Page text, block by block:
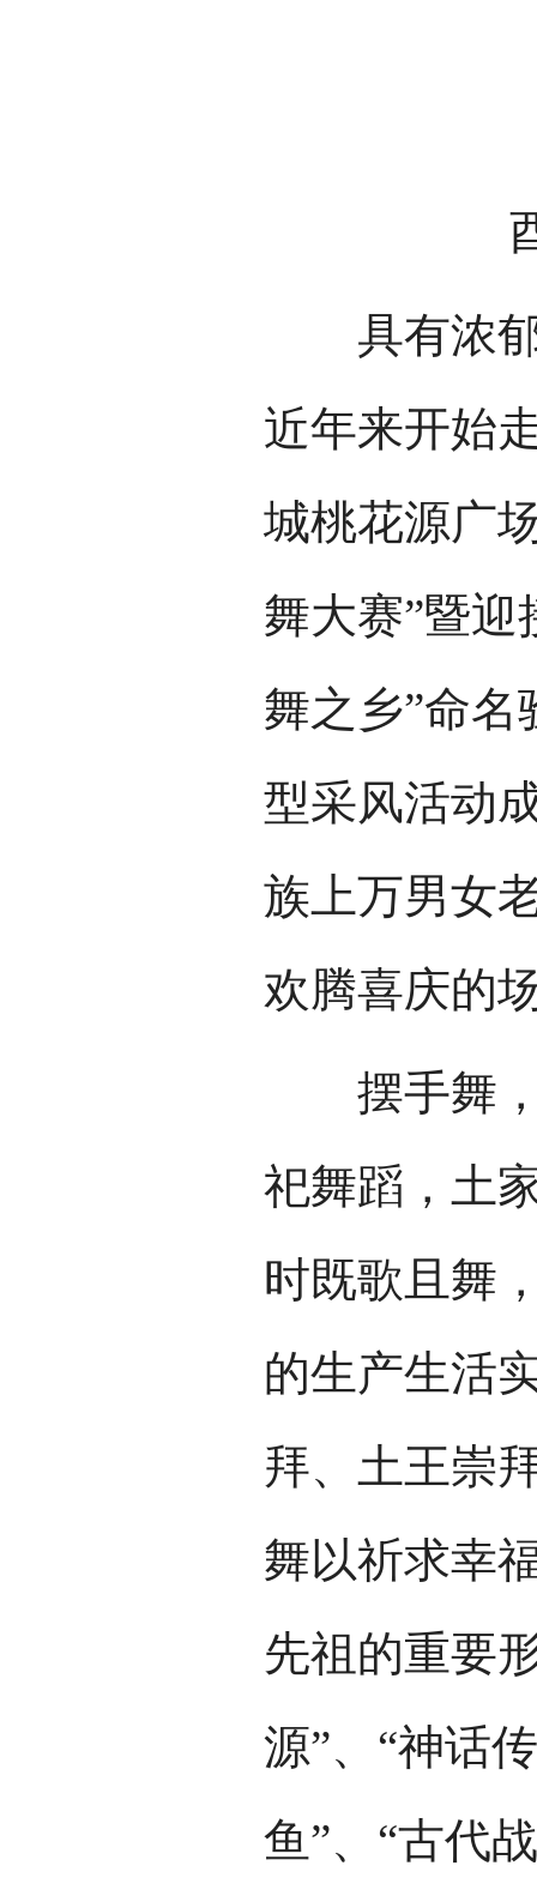
具有浓郁
近年来开始
城桃花源广
舞大赛”暨迎
舞之乡”命名
型采风活动
族上万男女
欢腾喜庆的
摆手舞，
祀舞蹈，土
时既歌且舞
的生产生活
拜、土王崇
舞以祈求幸
先祖的重要
源”、“神话
鱼”、“古代